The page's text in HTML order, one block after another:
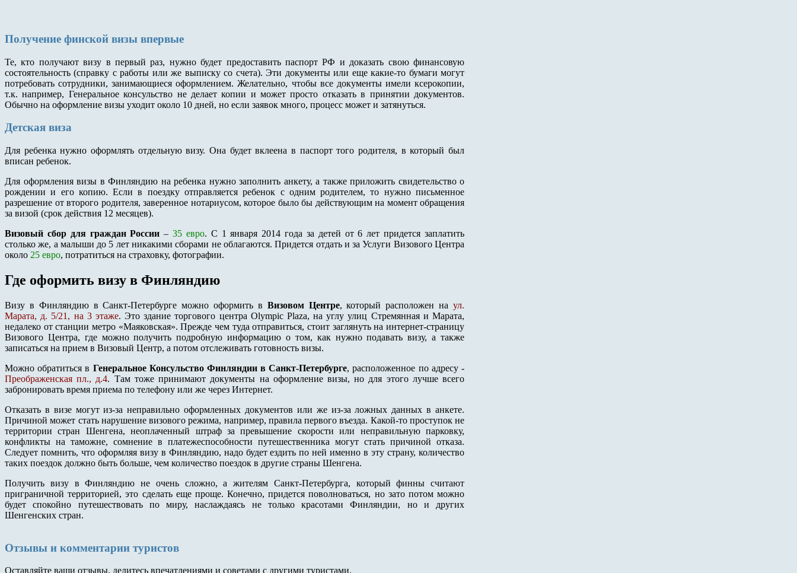
Получение финской визы впервые
Те, кто получают визу в первый раз, нужно будет предоставить паспорт РФ и доказать свою финансовую
состоятельность (справку с работы или же выписку со счета). Эти документы или еще какие-то бумаги могут
потребовать сотрудники, занимающиеся оформлением. Желательно, чтобы все документы имели ксерокопии,
т.к. например, Генеральное консульство не делает копии и может просто отказать в принятии документов.
Обычно на оформление визы уходит около 10 дней, но если заявок много, процесс может и затянуться.
Детская виза
Для ребенка нужно оформлять отдельную визу. Она будет вклеена в паспорт того родителя, в который был
вписан ребенок.
Для оформления визы в Финляндию на ребенка нужно заполнить анкету, а также приложить свидетельство о
рождении и его копию. Если в поездку отправляется ребенок с одним родителем, то нужно письменное
разрешение от второго родителя, заверенное нотариусом, которое было бы действующим на момент обращения
за визой (срок действия 12 месяцев).
Визовый сбор для граждан России –35 евро. С 1 января 2014 года за детей от 6 лет придется заплатить
столько же, а малыши до 5 лет никакими сборами не облагаются. Придется отдать и за Услуги Визового Центра
около 25 евро, потратиться на страховку, фотографии.
Где оформить визу в Финляндию
Визу в Финляндию в Санкт-Петербурге можно оформить в Визовом Центре, который расположен наул.
Марата, д. 5/21, на 3 этаже. Это здание торгового центра Olympic Plaza, на углу улиц Стремянная и Марата,
недалеко от станции метро «Маяковская». Прежде чем туда отправиться, стоит заглянуть на интернет-страницу
Визового Центра, где можно получить подробную информацию о том, как нужно подавать визу, а также
записаться на прием в Визовый Центр, а потом отслеживать готовность визы.
Можно обратиться в Генеральное Консульство Финляндии в Санкт-Петербурге, расположенное по адресу -
Преображенская пл., д.4. Там тоже принимают документы на оформление визы, но для этого лучше всего
забронировать время приема по телефону или же через Интернет.
Отказать в визе могут из-за неправильно оформленных документов или же из-за ложных данных в анкете.
Причиной может стать нарушение визового режима, например, правила первого въезда. Какой-то проступок не
территории стран Шенгена, неоплаченный штраф за превышение скорости или неправильную парковку,
конфликты на таможне, сомнение в платежеспособности путешественника могут стать причиной отказа.
Следует помнить, что оформляя визу в Финляндию, надо будет ездить по ней именно в эту страну, количество
таких поездок должно быть больше, чем количество поездок в другие страны Шенгена.
Получить визу в Финляндию не очень сложно, а жителям Санкт-Петербурга, который финны считают
приграничной территорией, это сделать еще проще. Конечно, придется поволноваться, но зато потом можно
будет спокойно путешествовать по миру, наслаждаясь не только красотами Финляндии, но и других
Шенгенских стран.
Отзывы и комментарии туристов
Оставляйте ваши отзывы, делитесь впечатлениями и советами с другими туристами.